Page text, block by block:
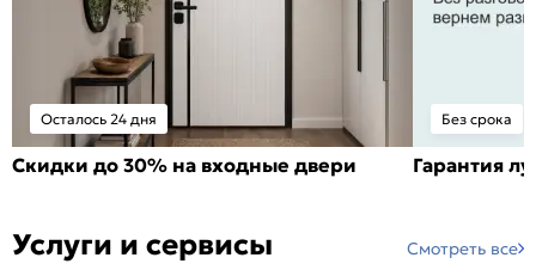
Осталось 24 дня
Скидки до 30% на входные двери
Без срока
Гарантия
Услуги и сервисы Смотреть все